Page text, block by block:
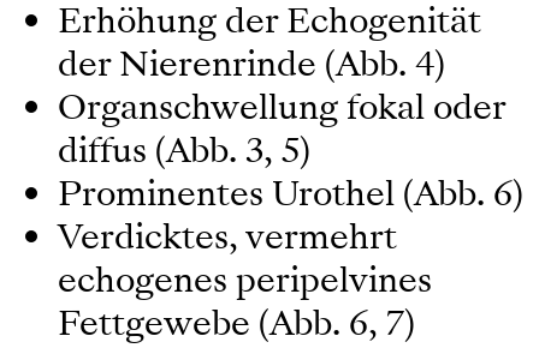
Erhöhung der Echogenität
der Nierenrinde (Abb. 4)
Organschwellung fokal oder
diffus (Abb. 3, 5)
Prominentes Urothel (Abb. 6)
Verdicktes, vermehrt
echogenes peripelvines
Fettgewebe (Abb. 6, 7)